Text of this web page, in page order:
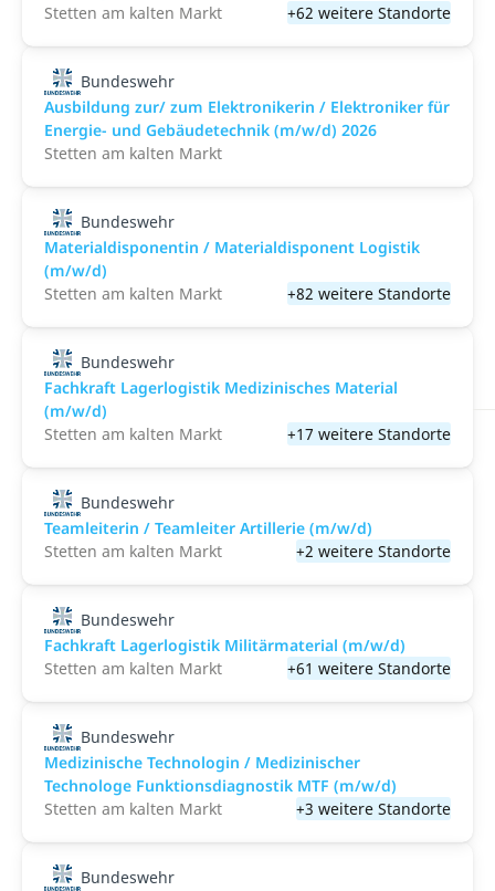
Stetten am kalten Markt
+62 weitere Standorte
Bundeswehr
Ausbildung zur/ zum Elektronikerin / Elektroniker für
Energie- und Gebäudetechnik (m/w/d) 2026
Stetten am kalten Markt
Bundeswehr
Materialdisponentin / Materialdisponent Logistik
(m/w/d)
Stetten am kalten Markt
+82 weitere Standorte
Bundeswehr
Fachkraft Lagerlogistik Medizinisches Material
(m/w/d)
Stetten am kalten Markt
+17 weitere Standorte
Bundeswehr
Teamleiterin / Teamleiter Artillerie (m/w/d)
Stetten am kalten Markt
+2 weitere Standorte
Bundeswehr
Fachkraft Lagerlogistik Militärmaterial (m/w/d)
Stetten am kalten Markt
+61 weitere Standorte
Bundeswehr
Medizinische Technologin / Medizinischer
Technologe Funktionsdiagnostik MTF (m/w/d)
Stetten am kalten Markt
+3 weitere Standorte
Bundeswehr